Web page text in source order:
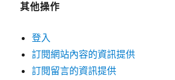
其他操作
登入
訂閱網站內容的資訊提供
訂閱留言的資訊提供